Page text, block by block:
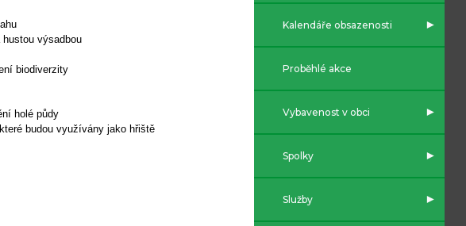
výsadbou
biodiverzity
holé půdy
budou využívány jako hřiště
Kalendáře obsazenosti
Proběhlé akce
Vybavenost v obci
Spolky
Služby